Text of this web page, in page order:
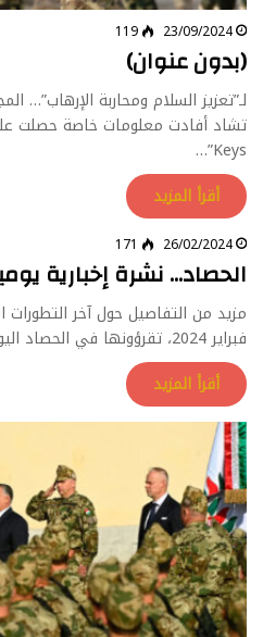
23/09/2024
119
(بدون عنوان)
لـ”تعزيز السلام ومحاربة الإرهاب”…
Keys”…
أقرأ المزيد
26/02/2024
171
الحصاد… نشرة إخبارية
فبراير 2024، تقرؤونها في الحصاد اليومي من بوليتكال كيز.…
أقرأ المزيد